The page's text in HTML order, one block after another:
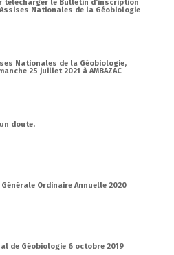
télécharger le Bulletin d’inscription
Nationales de la Géobiologie
Nationales de la Géobiologie,
25 juillet 2021 à AMBAZAC
doute.
Générale Ordinaire Annuelle 2020
de Géobiologie 6 octobre 2019